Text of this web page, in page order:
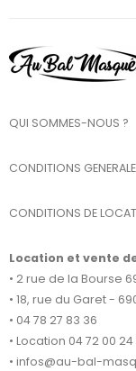
QUI SOMMES-NOUS ?
CONDITIONS
CONDITIONS DE
Location et vente
• 2 rue de la Bourse
• 18, rue du Garet -
• 04 78 27 83 36
• Location 04 72 00 24
• infos@au-bal-